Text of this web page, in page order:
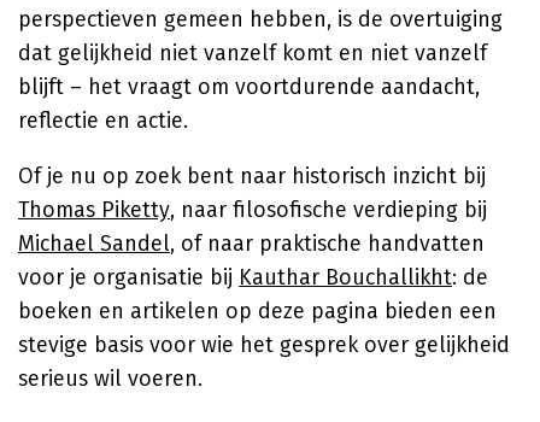
perspectieven gemeen hebben, is de overtuiging
dat gelijkheid niet vanzelf komt en niet vanzelf
blijft – het vraagt om voortdurende aandacht,
reflectie en actie.
Of je nu op zoek bent naar historisch inzicht bij
Thomas Piketty, naar filosofische verdieping bij
Michael Sandel, of naar praktische handvatten
voor je organisatie bij Kauthar Bouchallikht: de
boeken en artikelen op deze pagina bieden een
stevige basis voor wie het gesprek over gelijkheid
serieus wil voeren.